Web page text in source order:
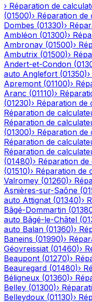
› Réparation de
(01500)› Réparation
Dombes (01330)›
Ambléon (01300)›
Ambronay (01500)›
Ambutrix (01500)›
Andert-et-Condon (
auto Anglefort (01350)›
Apremont (01100)›
Aranc (01110)›
(01230)› Réparation de
Réparation de
Réparation de
(01300)› Réparation
Réparation de
Réparation de
(01480)› Réparation
(01510)› Réparation de
Valromey (01260)›
Asnières-sur-Saône (
auto Attignat (01340)›
Bâgé-Dommartin (
auto Bâgé-le-Châtel (
auto Balan (01360)›
Baneins (01990)›
Géovreissiat (01460)›
Beaupont (01270)›
Beauregard (01480)›
Béligneux (01360)›
Belley (01300)›
Belleydoux (01130)›